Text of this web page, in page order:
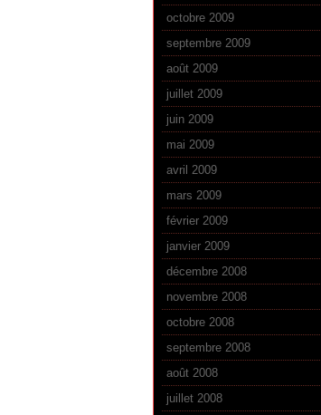
octobre 2009
septembre 2009
août 2009
juillet 2009
juin 2009
mai 2009
avril 2009
mars 2009
février 2009
janvier 2009
décembre 2008
novembre 2008
octobre 2008
septembre 2008
août 2008
juillet 2008